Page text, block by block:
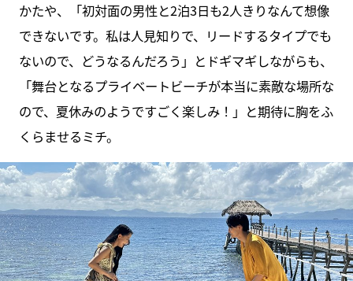
かたや、「初対面の男性と2泊3日も2人きりなんて想像
できないです。私は人見知りで、リードするタイプでも
ないので、どうなるんだろう」とドギマギしながらも、
「舞台となるプライベートビーチが本当に素敵な場所な
ので、夏休みのようですごく楽しみ！」と期待に胸をふ
くらませるミチ。